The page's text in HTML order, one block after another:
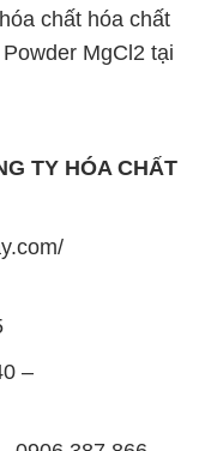
chất hóa chất
MgCl2 tại
TY HÓA CHẤT
–